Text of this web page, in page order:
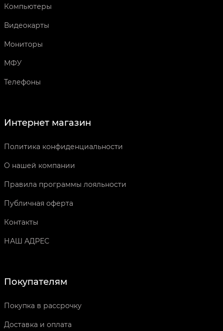
Компьютеры
Видеокарты
Мониторы
МФУ
Телефоны
Интернет магазин
Политика конфиденциальности
О нашей компании
Правила программы лояльности
Публичная оферта
Контакты
НАШ АДРЕС
Покупателям
Покупка в рассрочку
Доставка и оплата